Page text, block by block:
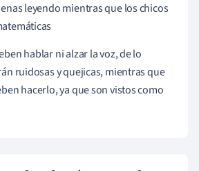
leyendo mientras que los chicos
hablar ni alzar la voz, de lo
ruidosas y quejicas, mientras que
hacerlo, ya que son vistos como